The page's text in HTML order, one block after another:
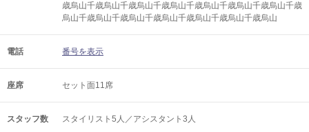
歳烏山千歳烏山千歳烏山千歳烏山千歳烏山千歳烏山千歳烏山千歳
烏山千歳烏山千歳烏山千歳烏山千歳烏山千歳烏山千歳烏山
電話 番号を表示
座席 セット面11席
スタッフ数 スタイリスト5人／アシスタント3人